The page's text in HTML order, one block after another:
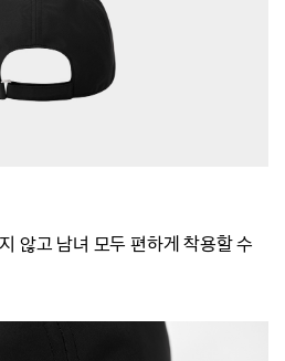
않고 남녀 모두 편하게 착용할 수